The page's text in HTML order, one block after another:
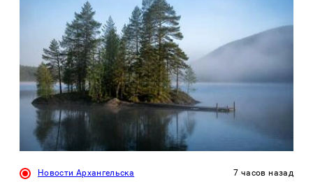
Новости Архангельска 7 часов назад